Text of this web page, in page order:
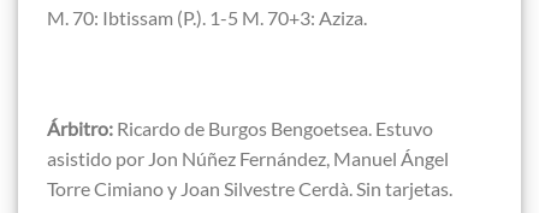
M. 70: Ibtissam (P.). 1-5 M. 70+3: Aziza.
Árbitro: Ricardo de Burgos Bengoetsea. Estuvo
asistido por Jon Núñez Fernández, Manuel Ángel
Torre Cimiano y Joan Silvestre Cerdà. Sin tarjetas.